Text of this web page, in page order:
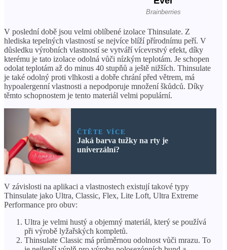
V poslední době jsou velmi oblíbené izolace Thinsulate. Z
hlediska tepelných vlastností se nejvíce blíží přírodnímu peří. V
důsledku výrobních vlastností se vytváří vícevrstvý efekt, díky
kterému je tato izolace odolná vůči nízkým teplotám. Je schopen
odolat teplotám až do minus 40 stupňů a ještě nižších. Thinsulate
je také odolný proti vlhkosti a dobře chrání před větrem, má
hypoalergenní vlastnosti a nepodporuje množení škůdců. Díky
těmto schopnostem je tento materiál velmi populární.
ČTĚTE VÍCE
Jaká barva tužky na rty je
univerzální?
V závislosti na aplikaci a vlastnostech existují takové typy
Thinsulate jako Ultra, Classic, Flex, Lite Loft, Ultra Extreme
Performance pro obuv:
Ultra je velmi hustý a objemný materiál, který se používá
při výrobě lyžařských kompletů.
Thinsulate Classic má průměrnou odolnost vůči mrazu. To